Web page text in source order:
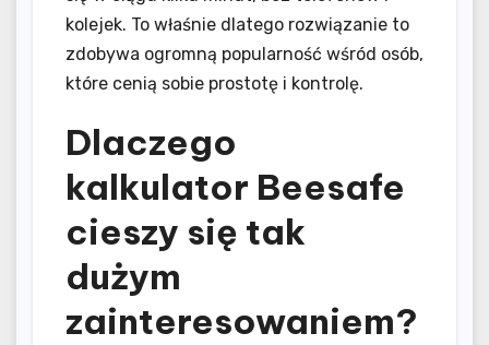
kolejek. To właśnie dlatego rozwiązanie to
zdobywa ogromną popularność wśród osób,
które cenią sobie prostotę i kontrolę.
Dlaczego
kalkulator Beesafe
cieszy się tak
dużym
zainteresowaniem?